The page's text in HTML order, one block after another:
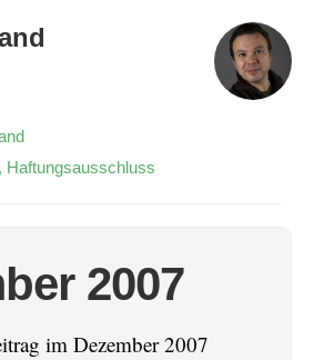
Haftungsausschluss
2007
im Dezember 2007